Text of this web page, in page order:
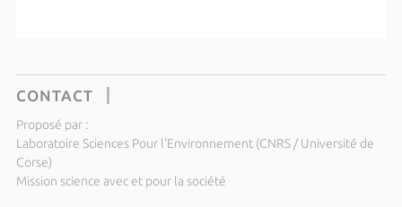
CONTACT
Proposé par :
Laboratoire Sciences Pour l'Environnement (CNRS / Université de
Corse)
Mission science avec et pour la société